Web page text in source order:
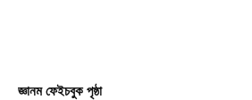
জ্ঞানম ফেইচবুক পৃষ্ঠা